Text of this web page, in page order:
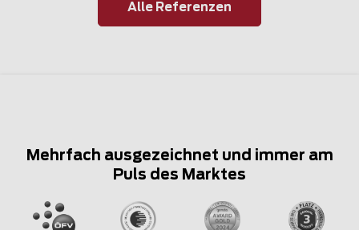
Alle Referenzen
Mehrfach ausgezeichnet und immer am
Puls des Marktes